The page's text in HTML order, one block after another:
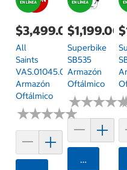
$3,499.00
All
Saints
VAS.01045.0001.52
Armazón
Oftálmico
★★★★★
★★★★★
$1,199.00
Superbike
SB535
Armazón
Oftálmico
★★★★
★★★★
Agregar